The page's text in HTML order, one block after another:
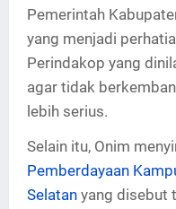
Pemerintah
yang menjadi
Perindakop yang
agar tidak
lebih serius.
Selain itu, Onim
Pemberdayaan
Selatan yang disebut